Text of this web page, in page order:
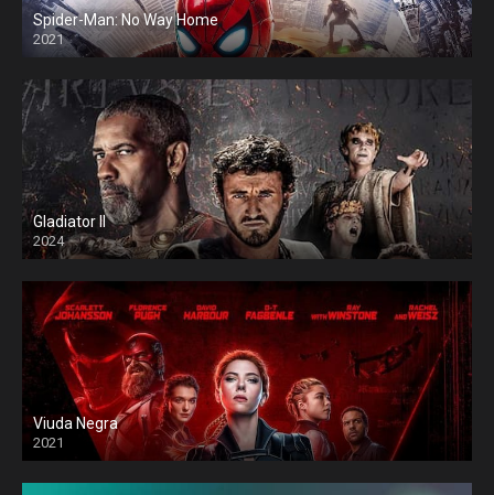
Spider-Man: No Way Home
2021
Gladiator II
2024
Viuda Negra
2021